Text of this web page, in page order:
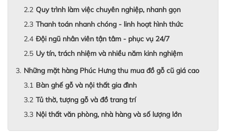
Quy trình làm việc chuyên nghiệp, nhanh gọn
Thanh toán nhanh chóng - linh hoạt hình thức
Đội ngũ nhân viên tận tâm - phục vụ 24/7
Uy tín, trách nhiệm và nhiều năm kinh nghiệm
Những mặt hàng Phúc Hưng thu mua đồ gỗ cũ giá cao
Bàn ghế gỗ và nội thất gia đình
Tủ thờ, tượng gỗ và đồ trang trí
Nội thất văn phòng, nhà hàng và số lượng lớn